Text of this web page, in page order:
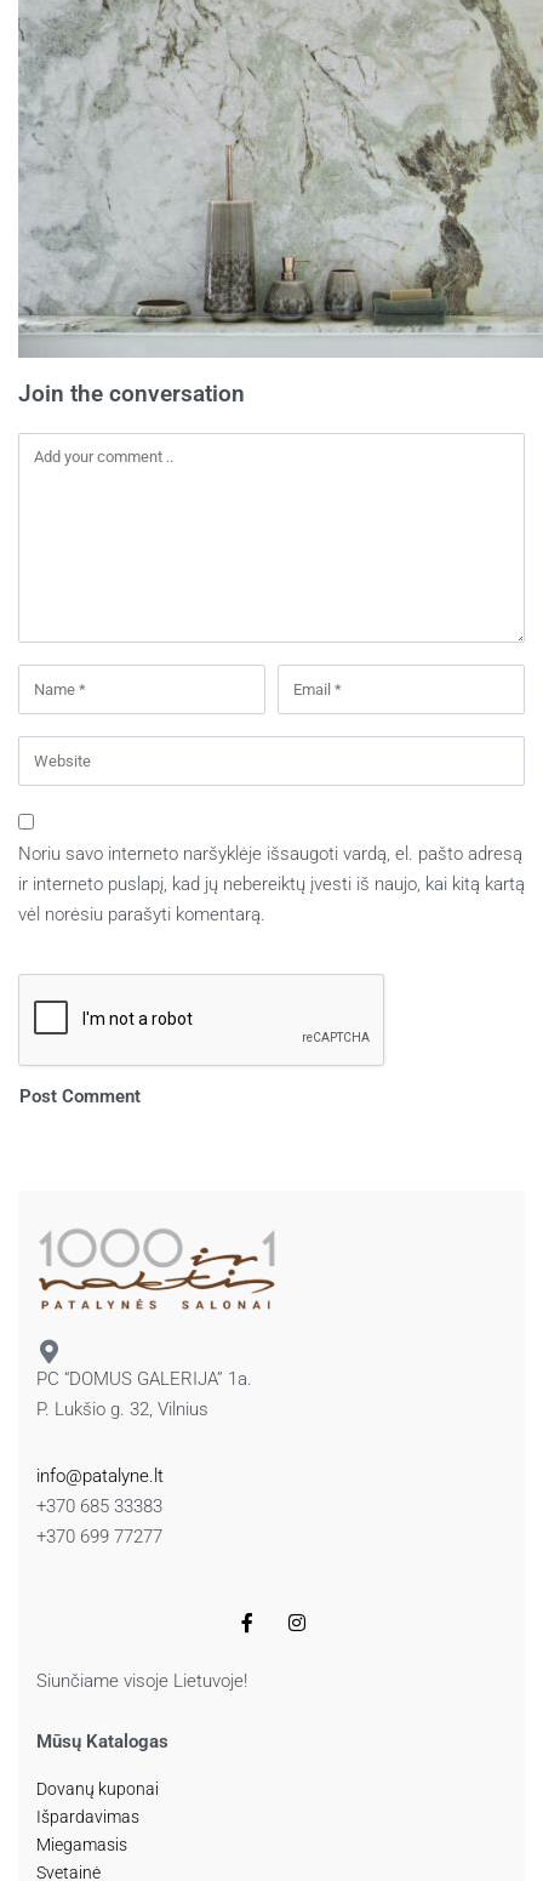
Join the conversation
Noriu savo interneto naršyklėje išsaugoti vardą, el. pašto adresą
ir interneto puslapį, kad jų nebereiktų įvesti iš naujo, kai kitą kartą
vėl norėsiu parašyti komentarą.
PC “DOMUS GALERIJA” 1a.
P. Lukšio g. 32, Vilnius
info@patalyne.lt
+370 685 33383
+370 699 77277
Siunčiame visoje Lietuvoje!
Mūsų Katalogas
Dovanų kuponai
Išpardavimas
Miegamasis
Svetainė